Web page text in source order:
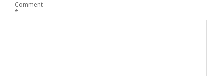
Comment
*